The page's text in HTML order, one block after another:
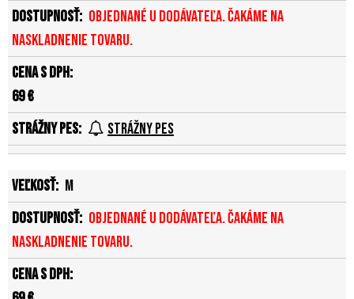
Objednané u dodávateľa. Čakáme na
naskladnenie tovaru.
69 €
Strážny pes
M
Objednané u dodávateľa. Čakáme na
naskladnenie tovaru.